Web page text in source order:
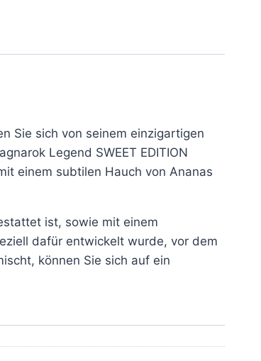
Sie sich von seinem einzigartigen
Legend SWEET EDITION
einem subtilen Hauch von Ananas
ist, sowie mit einem
dafür entwickelt wurde, vor dem
können Sie sich auf ein